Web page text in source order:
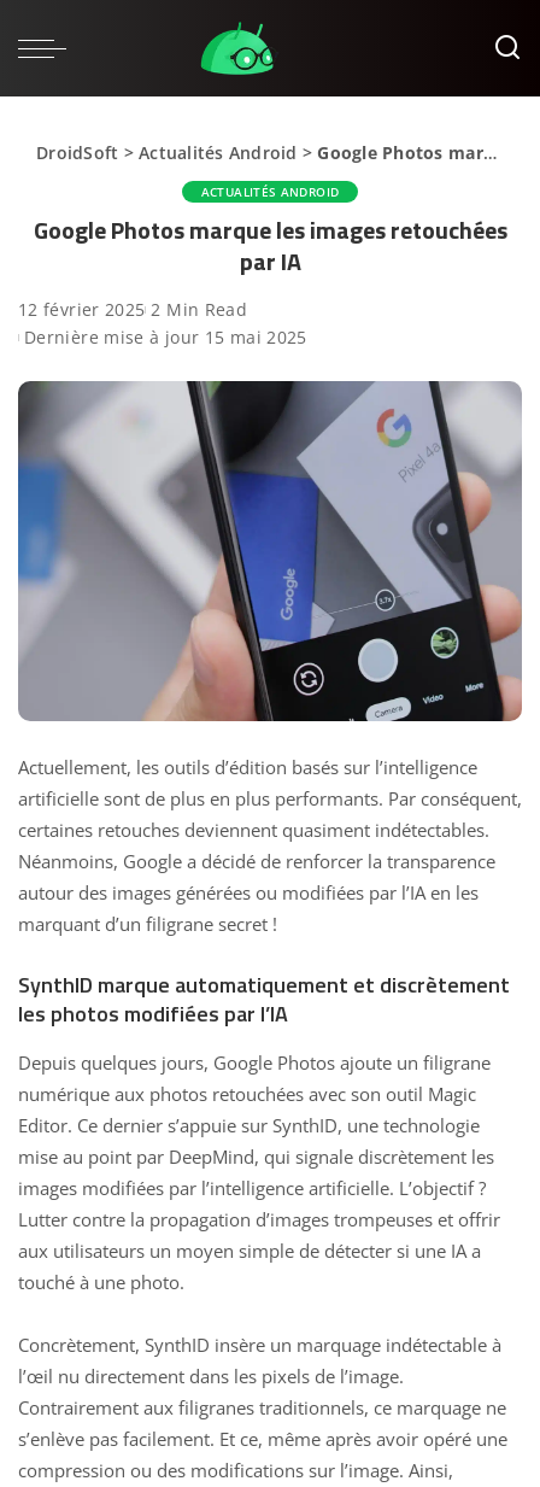
DroidSoft >Actualités Android >Google Photos marque les images retouchées par IA
ACTUALITÉS ANDROID
Google Photos marque les images retouchées
par IA
12 février 2025 2 Min Read
Dernière mise à jour 15 mai 2025
Actuellement, les outils d’édition basés sur l’intelligence
artificielle sont de plus en plus performants. Par conséquent,
certaines retouches deviennent quasiment indétectables.
Néanmoins, Google a décidé de renforcer la transparence
autour des images générées ou modifiées par l’IA en les
marquant d’un filigrane secret !
SynthID marque automatiquement et discrètement
les photos modifiées par l’IA
Depuis quelques jours, Google Photos ajoute un filigrane
numérique aux photos retouchées avec son outil Magic
Editor. Ce dernier s’appuie sur SynthID, une technologie
mise au point par DeepMind, qui signale discrètement les
images modifiées par l’intelligence artificielle. L’objectif ?
Lutter contre la propagation d’images trompeuses et offrir
aux utilisateurs un moyen simple de détecter si une IA a
touché à une photo.
Concrètement, SynthID insère un marquage indétectable à
l’œil nu directement dans les pixels de l’image.
Contrairement aux filigranes traditionnels, ce marquage ne
s’enlève pas facilement. Et ce, même après avoir opéré une
compression ou des modifications sur l’image. Ainsi,